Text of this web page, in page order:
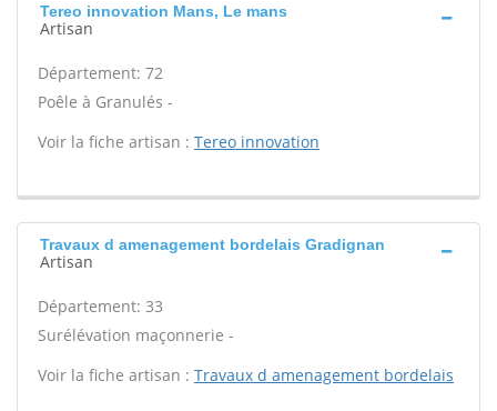
Tereo innovation Mans, Le mans
Artisan
Département: 72
Poêle à Granulés -
Voir la fiche artisan : Tereo innovation
Travaux d amenagement bordelais Gradignan
Artisan
Département: 33
Surélévation maçonnerie -
Voir la fiche artisan : Travaux d amenagement bordelais